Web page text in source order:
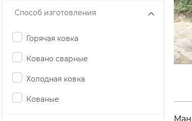
Способ изготовления
Горячая ковка
Ковано сварные
Холодная ковка
Кованые